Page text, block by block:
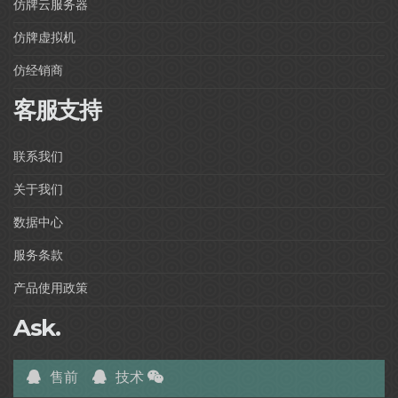
仿牌云服务器
仿牌虚拟机
仿经销商
客服支持
联系我们
关于我们
数据中心
服务条款
产品使用政策
Ask.
售前 技术